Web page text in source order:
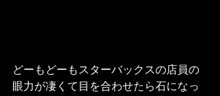
どーもどーもスターバックスの店員の
眼力が凄くて目を合わせたら石になっ